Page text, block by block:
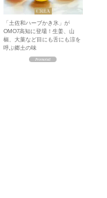
「土佐和ハーブかき氷」が
OMO7高知に登場！生姜、山
椒、大葉など目にも舌にも涼を
呼ぶ郷土の味